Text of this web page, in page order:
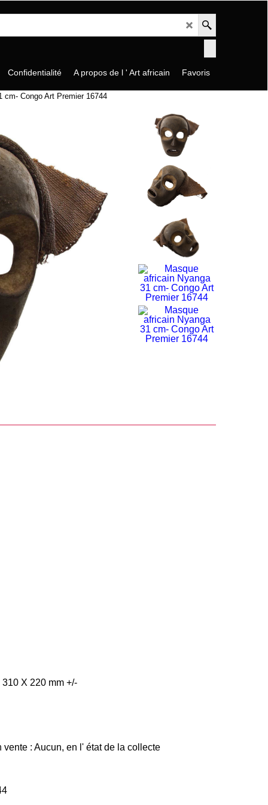
Confidentialité A propos de l ' Art africain Favoris
cm- Congo Art Premier 16744
X 220 mm +/-
: Aucun, en l' état de la collecte